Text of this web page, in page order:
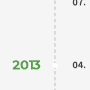
2013 04.